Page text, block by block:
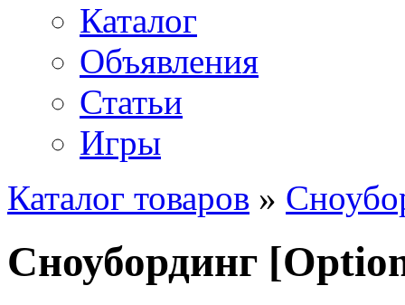
Каталог
Объявления
Статьи
Игры
Каталог товаров »
Сноубординг